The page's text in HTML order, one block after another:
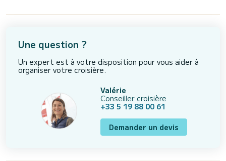
Une question ?
Un expert est à votre disposition pour vous aider à
organiser votre croisière.
Valérie
Conseiller croisière
+33 5 19 88 00 61
Demander un devis